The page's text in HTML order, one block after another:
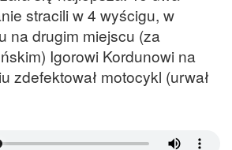
stracili w 4 wyścigu, w
na drugim miejscu (za
Igorowi Kordunowi na
zdefektował motocykl (urwał